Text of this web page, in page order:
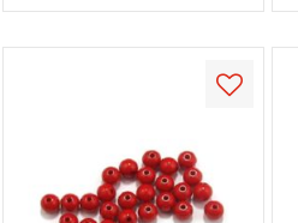
mindet